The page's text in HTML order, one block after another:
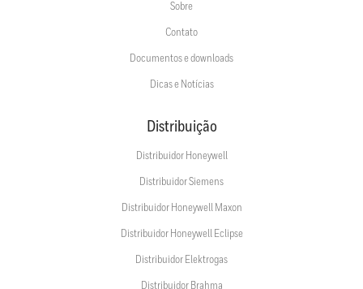
Sobre
Contato
Documentos e downloads
Dicas e Notícias
Distribuição
Distribuidor Honeywell
Distribuidor Siemens
Distribuidor Honeywell Maxon
Distribuidor Honeywell Eclipse
Distribuidor Elektrogas
Distribuidor Brahma